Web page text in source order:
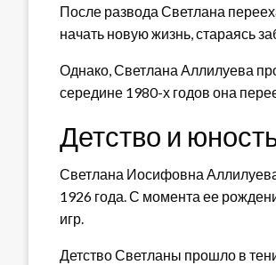
После развода Светлана
начать новую жизнь, стараясь
Однако, Светлана Аллилуева
середине 1980-х годов она
Детство и
Светлана Иосифовна
1926 года. С момента ее
игр.
Детство Светланы прошло в